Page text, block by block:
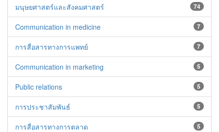
74
มนุษยศาสตร์และสังคมศาสตร์
7
Communication in medicine
7
การสื่อสารทางการแพทย์
5
Communication in marketing
5
Public relations
5
การประชาสัมพันธ์
5
การสื่อสารทางการตลาด